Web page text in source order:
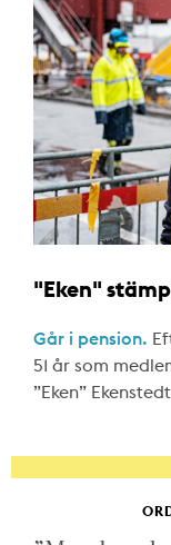
"Eken"
Går i pension.
51 år som
”Eken”